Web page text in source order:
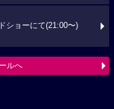
ショーにて(21:00〜)
ルへ